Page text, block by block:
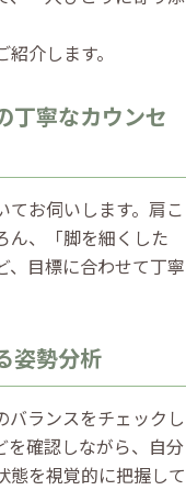
介します。
丁寧なカウンセ
てお伺いします。肩こ
ん、「脚を細くした
、目標に合わせて丁寧
姿勢分析
バランスをチェックし
を確認しながら、自分
態を視覚的に把握して